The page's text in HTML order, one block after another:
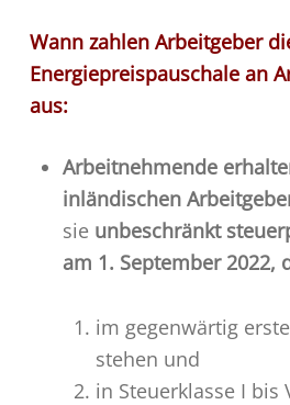
Wann zahlen Arbeitgeber
Energiepreispauschale an
aus:
Arbeitnehmende
inländischen
sie unbeschränkt
am 1. September 2022,
im gegenwärtig
stehen und
in Steuerklasse I bis